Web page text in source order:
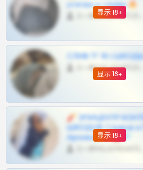
显示 18+
утечки и сливы 🔥
显示 18+
СЛИВ ТГ 18 |
显示 18+
🧨 ЭПИЦЕНТР
ШКОДОВ Сливов и
Архивов ТГ 🔞💎